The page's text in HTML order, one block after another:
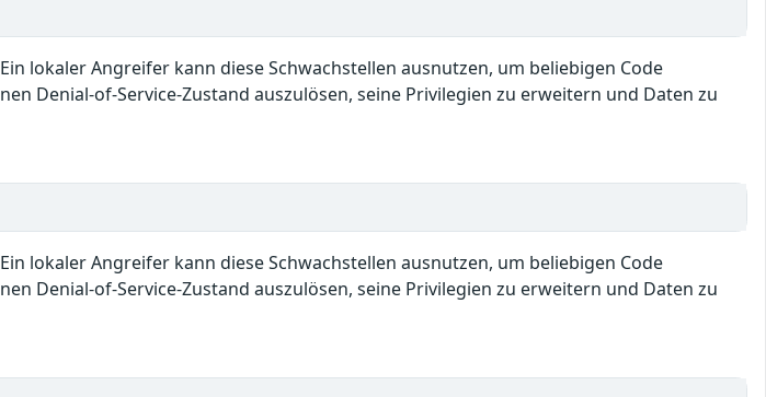
lokaler Angreifer kann diese Schwachstellen ausnutzen, um beliebigen Code
Denial-of-Service-Zustand auszulösen, seine Privilegien zu erweitern und Daten zu
lokaler Angreifer kann diese Schwachstellen ausnutzen, um beliebigen Code
Denial-of-Service-Zustand auszulösen, seine Privilegien zu erweitern und Daten zu